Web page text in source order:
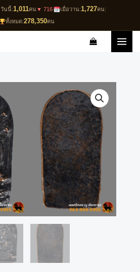
วันนี้:1,011คน▼ 716| เมื่อวาน:1,727คน|
ทั้งหมด:278,350คน